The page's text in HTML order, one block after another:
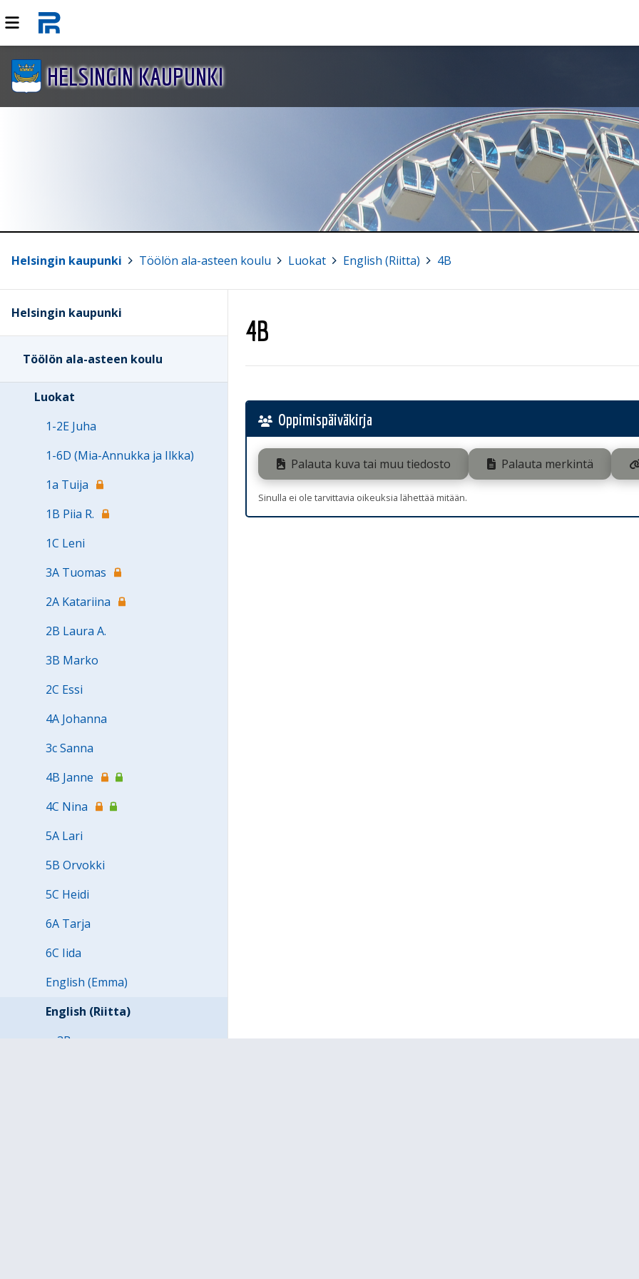
HELSINGIN KAUPUNKI
Helsingin kaupunki Töölön ala-asteen koulu Luokat English (Riitta) 4B
4B
Oppimispäiväkirja
Palauta kuva tai muu tiedosto Palauta merkintä
Sinulla ei ole tarvittavia oikeuksia lähettää mitään.
Helsingin kaupunki
Töölön ala-asteen koulu
Luokat
1-2E Juha
1-6D (Mia-Annukka ja Ilkka)
1a Tuija
1B Piia R.
1C Leni
3A Tuomas
2A Katariina
2B Laura A.
3B Marko
2C Essi
4A Johanna
3c Sanna
4B Janne
4C Nina
5A Lari
5B Orvokki
5C Heidi
6A Tarja
6C Iida
English (Emma)
English (Riitta)
3B